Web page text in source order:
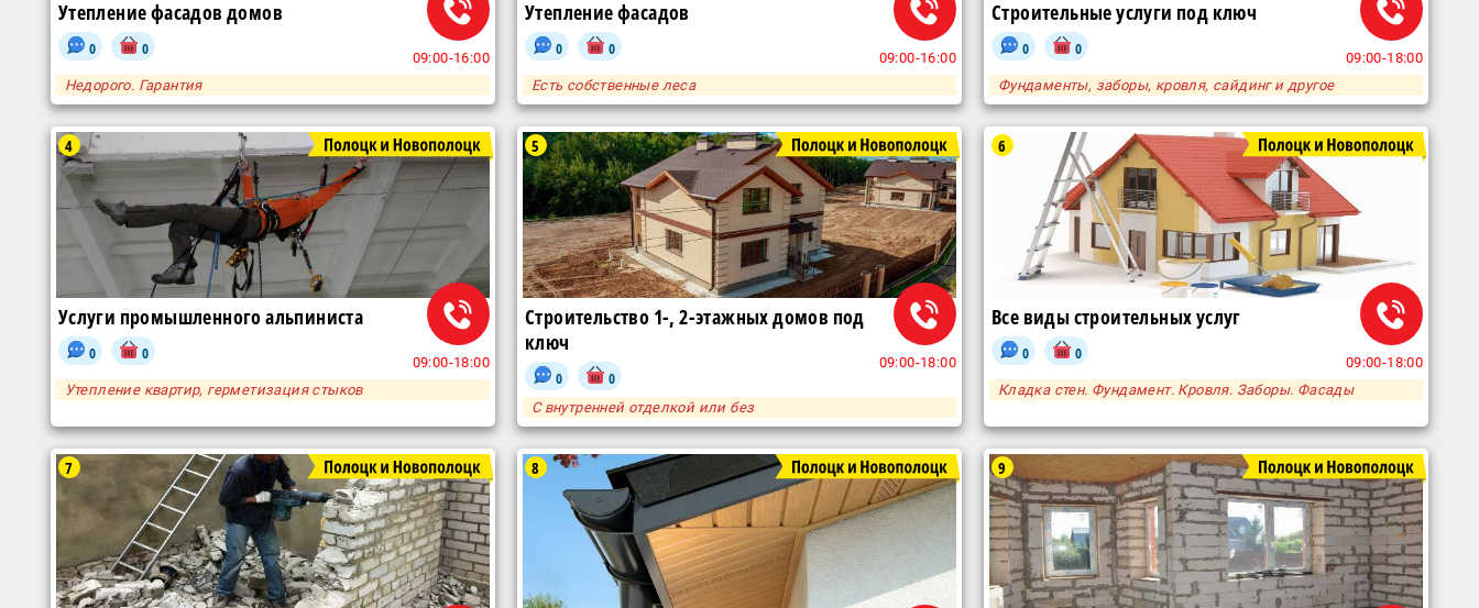
Утепление фасадов домов
0 0
09:00-16:00
Недорого. Гарантия
Утепление фасадов
0 0
09:00-16:00
Есть собственные леса
Строительные услуги под ключ
0 0
09:00-18:00
Фундаменты, заборы, кровля, сайдинг и другое
4
Услуги промышленного альпиниста
0 0
09:00-18:00
Утепление квартир, герметизация стыков
5
Строительство 1-, 2-этажных домов под
ключ
0 0
09:00-18:00
С внутренней отделкой или без
6
Все виды строительных услуг
0 0
09:00-18:00
Кладка стен. Фундамент. Кровля. Заборы. Фасады
7 8 9